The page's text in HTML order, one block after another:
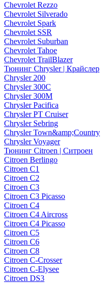
Chevrolet Rezzo
Chevrolet Silverado
Chevrolet Spark
Chevrolet SSR
Chevrolet Suburban
Chevrolet Tahoe
Chevrolet TrailBlazer
Тюнинг Chrysler | Крайслер
Chrysler 200
Chrysler 300C
Chrysler 300M
Chrysler Pacifica
Chrysler PT Cruiser
Chrysler Sebring
Chrysler Town&amp;Country
Chrysler Voyager
Тюнинг Citroen | Ситроен
Citroen Berlingo
Citroen C1
Citroen C2
Citroen C3
Citroen C3 Picasso
Citroen C4
Citroen C4 Aircross
Citroen C4 Picasso
Citroen C5
Citroen C6
Citroen C8
Citroen C-Crosser
Citroen C-Elysee
Citroen DS3